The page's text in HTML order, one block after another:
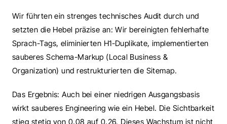
Wir führten ein strenges technisches Audit durch und
setzten die Hebel präzise an: Wir bereinigten fehlerhafte
Sprach-Tags, eliminierten H1-Duplikate, implementierten
sauberes Schema-Markup (Local Business &
Organization) und restrukturierten die Sitemap.
Das Ergebnis: Auch bei einer niedrigen Ausgangsbasis
wirkt sauberes Engineering wie ein Hebel. Die Sichtbarkeit
stieg stetig von 0,08 auf 0,26. Dieses Wachstum ist nicht